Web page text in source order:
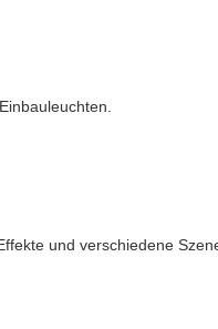
und verschiedene